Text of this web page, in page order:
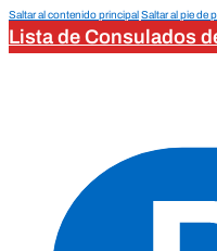
Saltar al contenido principalSaltar al pie de
Lista de Consulados